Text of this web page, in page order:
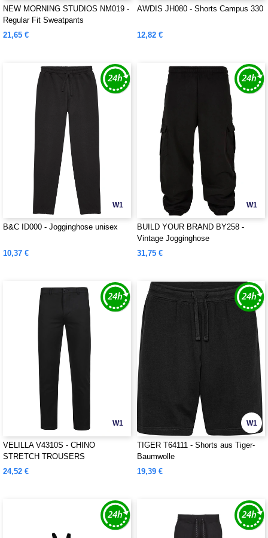
NEW MORNING STUDIOS NM019 -
Regular Fit Sweatpants
21,65 €
AWDIS JH080 - Shorts Campus 330
12,82 €
W1
B&C ID000 - Jogginghose unisex
10,37 €
W1
BUILD YOUR BRAND BY258 -
Vintage Jogginghose
31,75 €
W1
VELILLA V4310S - CHINO
STRETCH TROUSERS
24,52 €
W1
TIGER T64111 - Shorts aus Tiger-
Baumwolle
19,39 €